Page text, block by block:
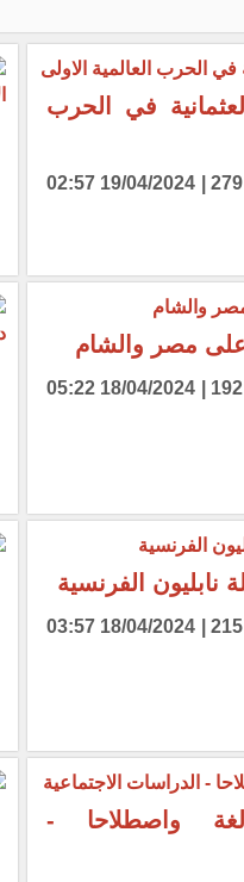
في الحرب
مشاهدات: 2,863 | تحميلات: 279 | 19/04/2024 02:57
على مصر والشام
مشاهدات: 1,646 | تحميلات: 192 | 18/04/2024 05:22
نابليون الفرنسية
مشاهدات: 1,439 | تحميلات: 215 | 18/04/2024 03:57
واصطلاحا -